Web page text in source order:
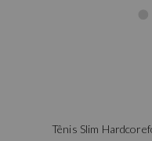
Tênis Slim